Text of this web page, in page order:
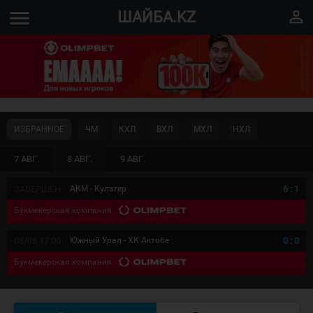
menu ШАЙБА.KZ perm_identity
7 АВГ. 8 АВГ. 9 АВГ.
ИЗБРАННОЕ ЧМ КХЛ ВХЛ МХЛ НХЛ
АКМ - Кулагер 6 : 1
Букмекерская компания
Южный Урал - ХК Актобе 0 : 0
Букмекерская компания